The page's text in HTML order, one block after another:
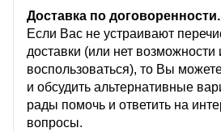
Доставка по договоренности.
Если Вас не устраивают
доставки (или нет возможности
воспользоваться), то Вы
и обсудить альтернативные
рады помочь и ответить на
вопросы.